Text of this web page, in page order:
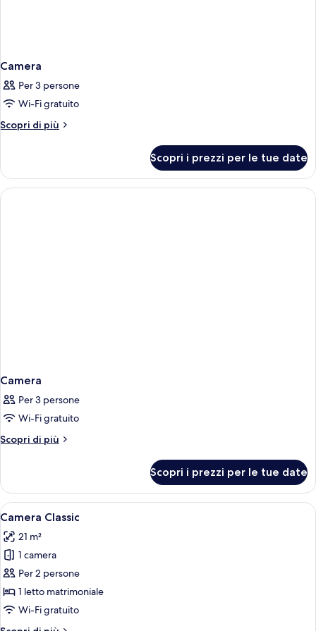
Camera
Per 3 persone
Wi-Fi gratuito
Scopri di più
Altri
Scopri i prezzi per le tue date
Camera
Per 3 persone
Wi-Fi gratuito
Scopri di più
Altri
Scopri i prezzi per le tue date
Apri
tutte
le
foto
per
Camera
Classic
Un edificio storico con una facciata
3
Camera Classic
21 m²
1 camera
Per 2 persone
1 letto matrimoniale
Wi-Fi gratuito